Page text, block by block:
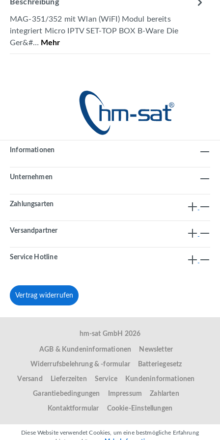
Beschreibung
MAG-351/352 mit Wlan (WiFI) Modul bereits
integriert Micro IPTV SET-TOP BOX B-Ware Die
Ger&#… Mehr
Informationen
Unternehmen
Zahlungsarten
Versandpartner
Service Hotline
Vertrag widerrufen
hm-sat GmbH 2026
AGB & Kundeninformationen Newsletter
Widerrufsbelehrung & -formular Batteriegesetz
Versand Lieferzeiten Service Kundeninformationen
Garantiebedingungen Impressum Zahlarten
Kontaktformular Cookie-Einstellungen
Diese Website verwendet Cookies, um eine bestmögliche Erfahrung